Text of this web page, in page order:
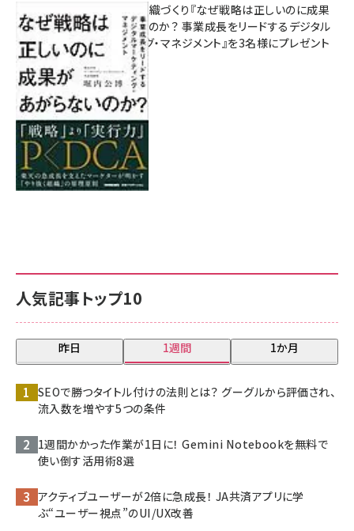
人気記事トップ10
昨日 1週間 1か月
SEOで勝つタイトル付けの法則とは？ グーグルから評価され、
流入数を増やす5つの条件
1週間かかった作業が1日に！ Gemini Notebookを無料で
使い倒す活用術8選
アクティブユーザーが2倍に急成長！ JA共済アプリに学
ぶ“ユーザー視点”のUI/UX改善
成果を生む組織づくり『なぜ戦略は正しいのに成果
があがらないのか？ 事業成長をリードするデジタル
マーケティング・マネジメント』を3名様にプレゼント
8月7日 10:00